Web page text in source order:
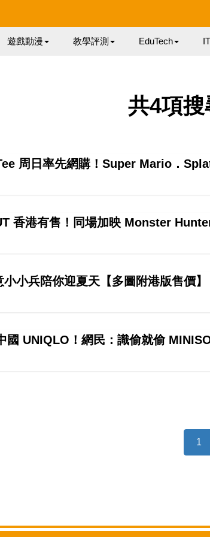
遊戲動漫 教學評測 EduTech
共4項
周日率先網購！Super Mario．
香港有售！同場加映 Monster
小兵陪你迎夏天【多圖附港版售價】
國 UNIQLO！網民：識偷就偷
1